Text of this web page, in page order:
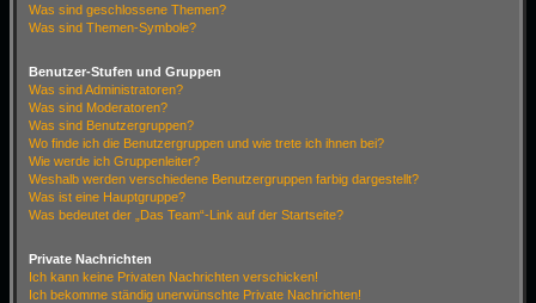
Was sind geschlossene Themen?
Was sind Themen-Symbole?
Benutzer-Stufen und Gruppen
Was sind Administratoren?
Was sind Moderatoren?
Was sind Benutzergruppen?
Wo finde ich die Benutzergruppen und wie trete ich ihnen bei?
Wie werde ich Gruppenleiter?
Weshalb werden verschiedene Benutzergruppen farbig dargestellt?
Was ist eine Hauptgruppe?
Was bedeutet der „Das Team“-Link auf der Startseite?
Private Nachrichten
Ich kann keine Privaten Nachrichten verschicken!
Ich bekomme ständig unerwünschte Private Nachrichten!